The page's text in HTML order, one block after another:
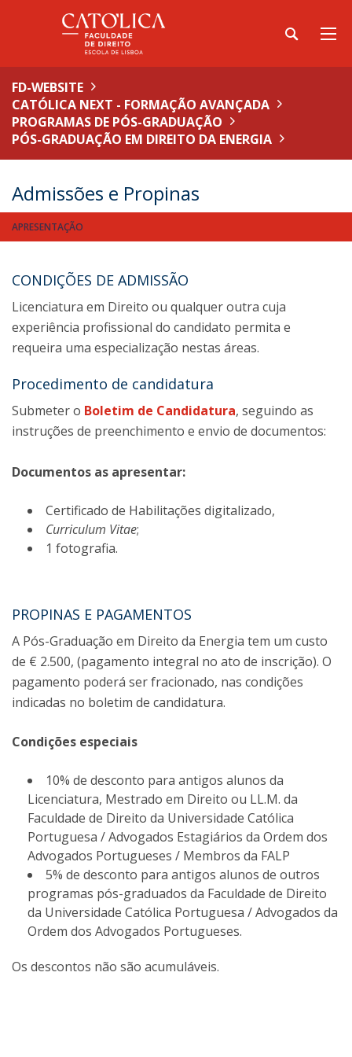
FD-WEBSITE
CATÓLICA NEXT - FORMAÇÃO AVANÇADA
PROGRAMAS DE PÓS-GRADUAÇÃO
PÓS-GRADUAÇÃO EM DIREITO DA ENERGIA
Admissões e Propinas
APRESENTAÇÃO
CONDIÇÕES DE ADMISSÃO
Licenciatura em Direito ou qualquer outra cuja
experiência profissional do candidato permita e
requeira uma especialização nestas áreas.
Procedimento de candidatura
Submeter o Boletim de Candidatura, seguindo as
instruções de preenchimento e envio de documentos:
Documentos as apresentar:
Certificado de Habilitações digitalizado,
Curriculum Vitae;
1 fotografia.
PROPINAS E PAGAMENTOS
A Pós-Graduação em Direito da Energia tem um custo
de € 2.500, (pagamento integral no ato de inscrição). O
pagamento poderá ser fracionado, nas condições
indicadas no boletim de candidatura.
Condições especiais
10% de desconto para antigos alunos da
Licenciatura, Mestrado em Direito ou LL.M. da
Faculdade de Direito da Universidade Católica
Portuguesa / Advogados Estagiários da Ordem dos
Advogados Portugueses / Membros da FALP
5% de desconto para antigos alunos de outros
programas pós-graduados da Faculdade de Direito
da Universidade Católica Portuguesa / Advogados da
Ordem dos Advogados Portugueses.
Os descontos não são acumuláveis.